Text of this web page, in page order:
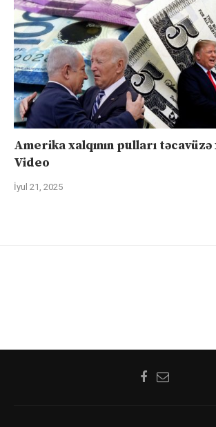
Amerika xalqının pulları
Video
İyul 21, 2025